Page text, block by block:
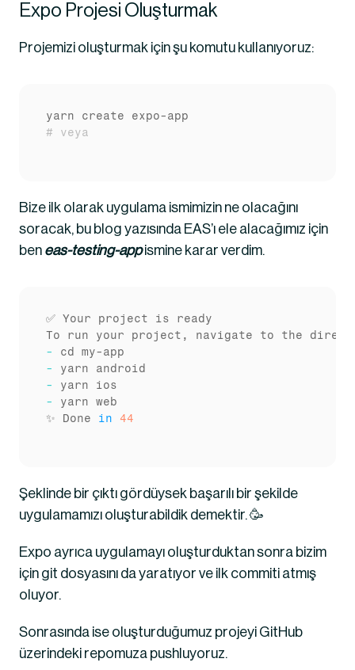
Expo Projesi Oluşturmak
Projemizi oluşturmak için şu komutu kullanıyoruz:
# veya
Bize ilk olarak uygulama ismimizin ne olacağını
soracak, bu blog yazısında EAS’ı ele alacağımız için
ben eas-testing-app ismine karar verdim.
✅ Your project is ready
- cd
-
-
-
yarn web
✨ Done in 44
Şeklinde bir çıktı gördüysek başarılı bir şekilde
uygulamamızı oluşturabildik demektir. 🥳
Expo ayrıca uygulamayı oluşturduktan sonra bizim
için git dosyasını da yaratıyor ve ilk commiti atmış
oluyor.
Sonrasında ise oluşturduğumuz projeyi GitHub
üzerindeki repomuza pushluyoruz.